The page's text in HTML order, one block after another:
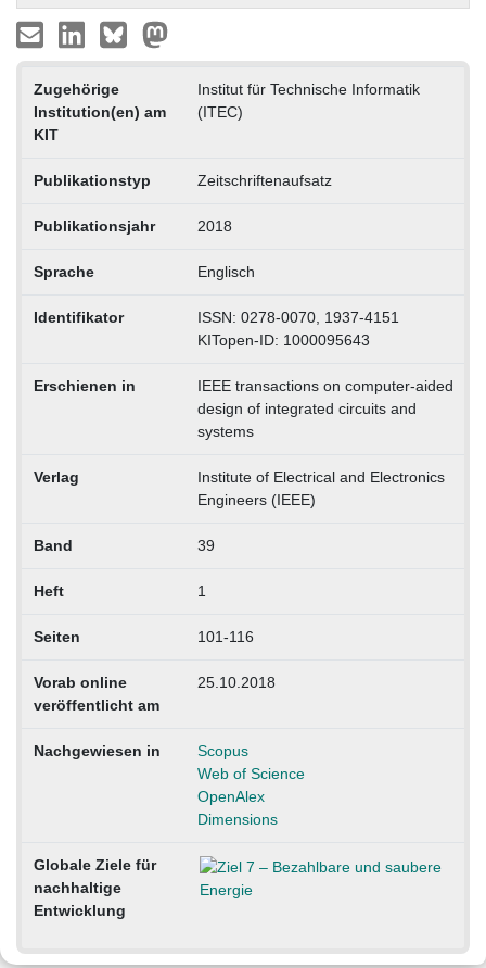
Zugehörige
Institution(en) am
KIT
Institut für Technische Informatik
(ITEC)
Publikationstyp Zeitschriftenaufsatz
Publikationsjahr 2018
Sprache Englisch
Identifikator
ISSN: 0278-0070, 1937-4151
KITopen-ID: 1000095643
Erschienen in
IEEE transactions on computer-aided
design of integrated circuits and
systems
Verlag
Institute of Electrical and Electronics
Engineers (IEEE)
Band 39
Heft 1
Seiten 101-116
Vorab online
veröffentlicht am
25.10.2018
Nachgewiesen in
Scopus
Web of Science
OpenAlex
Dimensions
Globale Ziele für
nachhaltige
Entwicklung